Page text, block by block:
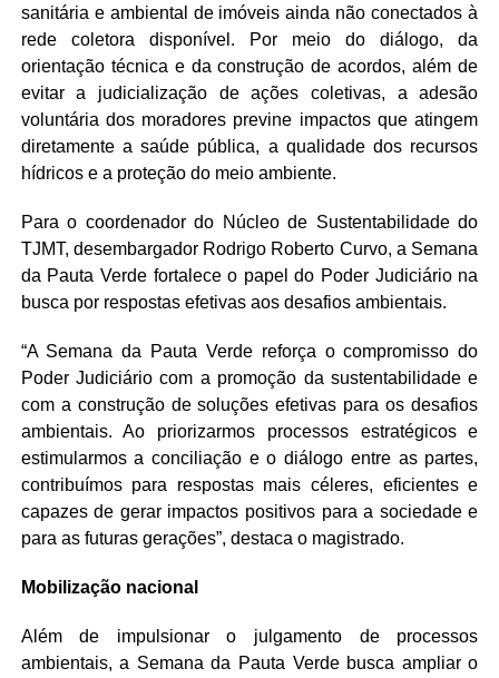
sanitária e ambiental de imóveis ainda não conectados à
rede coletora disponível. Por meio do diálogo, da
orientação técnica e da construção de acordos, além de
evitar a judicialização de ações coletivas, a adesão
voluntária dos moradores previne impactos que atingem
diretamente a saúde pública, a qualidade dos recursos
hídricos e a proteção do meio ambiente.
Para o coordenador do Núcleo de Sustentabilidade do
TJMT, desembargador Rodrigo Roberto Curvo, a Semana
da Pauta Verde fortalece o papel do Poder Judiciário na
busca por respostas efetivas aos desafios ambientais.
“A Semana da Pauta Verde reforça o compromisso do
Poder Judiciário com a promoção da sustentabilidade e
com a construção de soluções efetivas para os desafios
ambientais. Ao priorizarmos processos estratégicos e
estimularmos a conciliação e o diálogo entre as partes,
contribuímos para respostas mais céleres, eficientes e
capazes de gerar impactos positivos para a sociedade e
para as futuras gerações”, destaca o magistrado.
Mobilização nacional
Além de impulsionar o julgamento de processos
ambientais, a Semana da Pauta Verde busca ampliar o